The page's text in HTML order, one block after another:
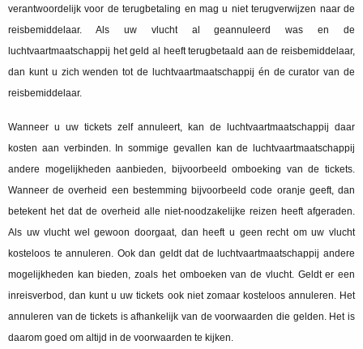
verantwoordelijk voor de terugbetaling en mag u niet terugverwijzen naar de
reisbemiddelaar. Als uw vlucht al geannuleerd was en de
luchtvaartmaatschappij het geld al heeft terugbetaald aan de reisbemiddelaar,
dan kunt u zich wenden tot de luchtvaartmaatschappij én de curator van de
reisbemiddelaar.
Wanneer u uw tickets zelf annuleert, kan de luchtvaartmaatschappij daar
kosten aan verbinden. In sommige gevallen kan de luchtvaartmaatschappij
andere mogelijkheden aanbieden, bijvoorbeeld omboeking van de tickets.
Wanneer de overheid een bestemming bijvoorbeeld code oranje geeft, dan
betekent het dat de overheid alle niet-noodzakelijke reizen heeft afgeraden.
Als uw vlucht wel gewoon doorgaat, dan heeft u geen recht om uw vlucht
kosteloos te annuleren. Ook dan geldt dat de luchtvaartmaatschappij andere
mogelijkheden kan bieden, zoals het omboeken van de vlucht. Geldt er een
inreisverbod, dan kunt u uw tickets ook niet zomaar kosteloos annuleren. Het
annuleren van de tickets is afhankelijk van de voorwaarden die gelden. Het is
daarom goed om altijd in de voorwaarden te kijken.